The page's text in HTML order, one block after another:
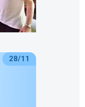
28/11